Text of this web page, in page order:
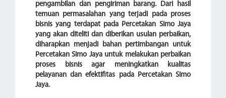
pengambilan dan pengiriman barang. Dari hasil
temuan permasalahan yang terjadi pada proses
bisnis yang terdapat pada Percetakan Simo Jaya
yang akan diteliti dan diberikan usulan perbaikan,
diharapkan menjadi bahan pertimbangan untuk
Percetakan Simo Jaya untuk melakukan perbaikan
proses bisnis agar meningkatkan kualitas
pelayanan dan efektifitas pada Percetakan Simo
Jaya.